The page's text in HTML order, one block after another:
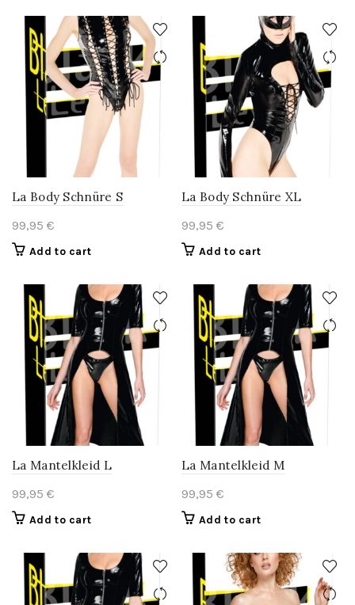
La Body Schnüre S
99,95 €
Add to cart
La Body Schnüre XL
99,95 €
Add to cart
La Mantelkleid L
99,95 €
Add to cart
La Mantelkleid M
99,95 €
Add to cart